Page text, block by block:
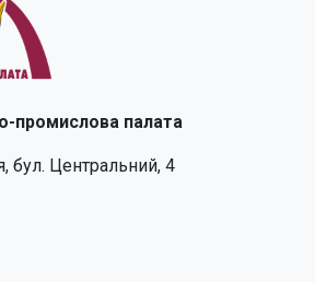
промислова палата
бул. Центральний, 4